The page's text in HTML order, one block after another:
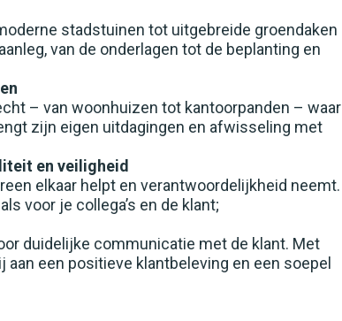
stadstuinen tot uitgebreide groendaken
van de onderlagen tot de beplanting en
– van woonhuizen tot kantoorpanden – waar
zijn eigen uitdagingen en afwisseling met
en veiligheid
elkaar helpt en verantwoordelijkheid neemt.
voor je collega’s en de klant;
duidelijke communicatie met de klant. Met
een positieve klantbeleving en een soepel
Belfeld
Maasbree
Roermond
Venlo